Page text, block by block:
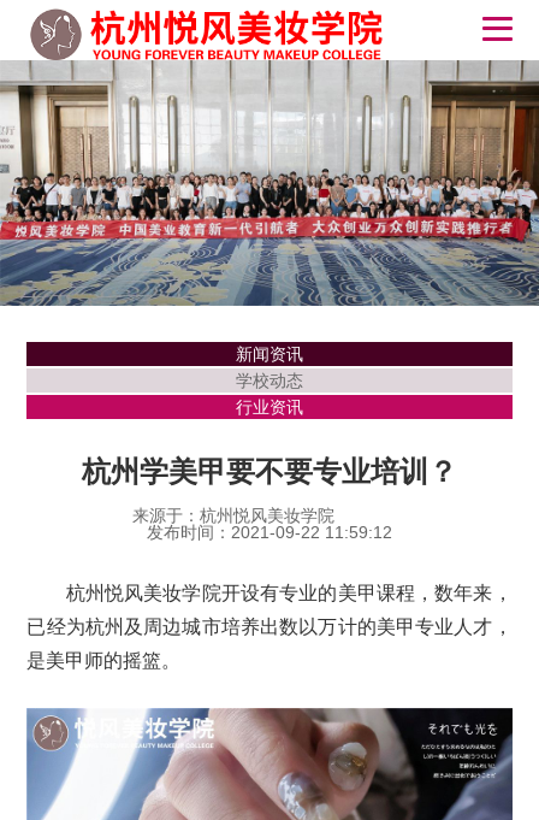
新闻资讯
学校动态
行业资讯
杭州学美甲要不要专业培训？
来源于：杭州悦风美妆学院
发布时间：2021-09-22 11:59:12
杭州悦风美妆学院开设有专业的美甲课程，数年来，
已经为杭州及周边城市培养出数以万计的美甲专业人才，
是美甲师的摇篮。